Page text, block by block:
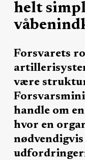
helt
Forsvarets
være
handle om
hvor en